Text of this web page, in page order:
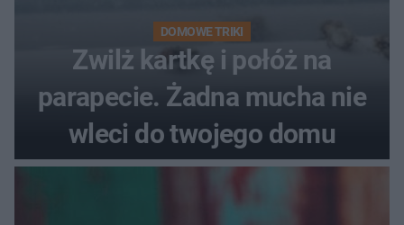
DOMOWE TRIKI
Zwilż kartkę i połóż na
parapecie. Żadna mucha nie
wleci do twojego domu